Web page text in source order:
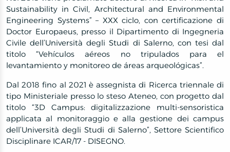
Sustainability in Civil, Architectural and Environmental
Engineering Systems” – XXX ciclo, con certificazione di
Doctor Europaeus, presso il Dipartimento di Ingegneria
Civile dell’Università degli Studi di Salerno, con tesi dal
titolo “Vehículos aéreos no tripulados para el
levantamiento y monitoreo de áreas arqueológicas”.
Dal 2018 fino al 2021 è assegnista di Ricerca triennale di
tipo Ministeriale presso lo steso Ateneo, con progetto dal
titolo “3D Campus: digitalizzazione multi-sensoristica
applicata al monitoraggio e alla gestione dei campus
dell’Università degli Studi di Salerno”, Settore Scientifico
Disciplinare ICAR/17 - DISEGNO.